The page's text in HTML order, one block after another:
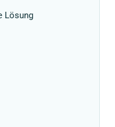
Lösung